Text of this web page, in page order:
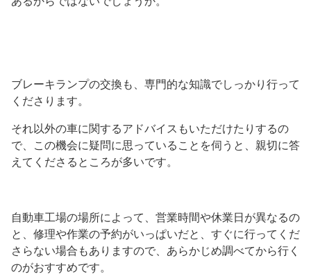
ブレーキランプの交換も、専門的な知識でしっかり行って
くださります。
それ以外の車に関するアドバイスもいただけたりするの
で、この機会に疑問に思っていることを伺うと、親切に答
えてくださるところが多いです。
自動車工場の場所によって、営業時間や休業日が異なるの
と、修理や作業の予約がいっぱいだと、すぐに行ってくだ
さらない場合もありますので、あらかじめ調べてから行く
のがおすすめです。